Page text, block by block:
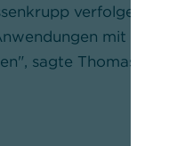
verfolgen wir
mit
sagte Thomas